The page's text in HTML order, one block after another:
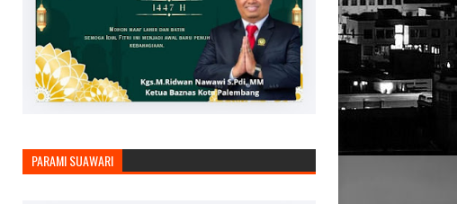
PARAMI SUAWARI